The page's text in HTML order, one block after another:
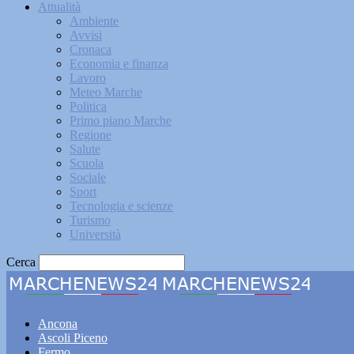
Attualità
Ambiente
Avvisi
Cronaca
Economia e finanza
Lavoro
Meteo Marche
Politica
Primo piano Marche
Regione
Salute
Scuola
Sociale
Sport
Tecnologia e scienze
Turismo
Università
Cerca
Ancona
Ascoli Piceno